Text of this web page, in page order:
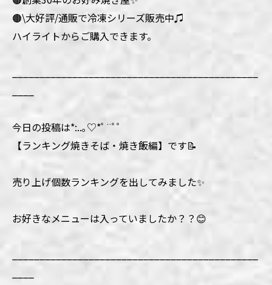
🟤\大好評/通販で冷凍シリーズ販売中♫
ハイライトからご購入できます。
_____________________________________________
今日の投稿は*:..｡♡*ﾟ¨ﾟﾟ
【ランキング焼きそば・焼き飯編】です📝
売り上げ個数ランキングを出してみました✨
お好きなメニューは入っていましたか？？😊